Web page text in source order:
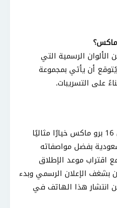
الرسمية التي
أن يأتي بمجموعة
على التسريبات.
من المتوقع أن يكون آيفون 16 برو ماكس خيارًا مثاليًا
بفضل مواصفاته
اقتراب موعد الإطلاق
بشغف الإعلان الرسمي وبدء
انتشار هذا الهاتف في